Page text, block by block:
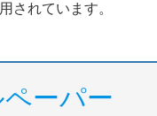
されています。
ーパー